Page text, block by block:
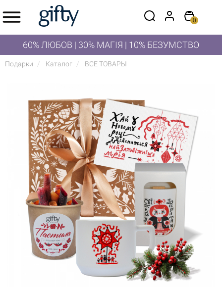
0
60% ЛЮБОВ | 30% МАГІЯ | 10% БЕЗУМСТВО
Подарки Каталог ВСЕ ТОВАРЫ